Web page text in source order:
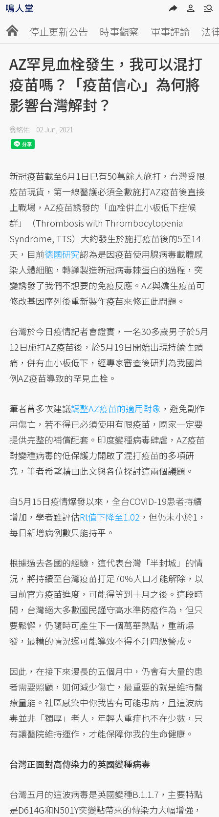
停止更新公告 時事觀察 軍事評論 法
AZ罕見血栓發生，我可以混打
疫苗嗎？「疫苗信心」為何將
影響台灣解封？
翁銘佑 02 Jun, 2021
新冠疫苗截至6月1日已有50萬餘人施打，台灣受限
疫苗現貨，第一線醫護必須全數施打AZ疫苗後直接
上戰場，AZ疫苗誘發的「血栓併血小板低下症候
群」（Thrombosis with Thrombocytopenia
Syndrome, TTS）大約發生於施打疫苗後的5至14
天，目前德國研究認為是因疫苗使用腺病毒載體感
染人體細胞，轉譯製造新冠病毒棘蛋白的過程，突
變誘發了我們不想要的免疫反應。AZ與嬌生疫苗可
修改基因序列後重新製作疫苗來修正此問題。
台灣於今日疫情記者會證實，一名30多歲男子於5月
12日施打AZ疫苗後，於5月19日開始出現持續性頭
痛，併有血小板低下，經專家審查後研判為我國首
例AZ疫苗導致的罕見血栓。
筆者曾多次建議調整AZ疫苗的適用對象 ，避免副作
用傷亡，若不得已必須使用有限疫苗，國家一定要
提供完整的補償配套。印度變種病毒肆虐，AZ疫苗
對變種病毒的低保護力開啟了混打疫苗的多項研
究，筆者希望藉由此文與各位探討這兩個議題。
自5月15日疫情爆發以來，全台COVID-19患者持續
增加，學者雖評估Rt值下降至1.02 ，但仍未小於1，
每日新增病例數只能持平。
根據過去各國的經驗，這代表台灣「半封城」的情
況，將持續至台灣疫苗打足70%人口才能解除，以
目前官方疫苗進度，可能得等到十月之後。這段時
間，台灣絕大多數國民謹守高水準防疫作為，但只
要鬆懈，仍隨時可產生下一個萬華熱點，重新爆
發，最糟的情況還可能導致不得不升四級警戒。
因此，在接下來漫長的五個月中，仍會有大量的患
者需要照顧，如何減少傷亡，最重要的就是維持醫
療量能。社區感染中你我皆有可能患病，且這波病
毒並非「獨厚」老人，年輕人重症也不在少數，只
有讓醫院維持運作，才能保障你我的生命健康。
台灣正面對高傳染力的英國變種病毒
台灣五月的這波病毒是英國變種B.1.1.7，主要特點
是D614G和N501Y突變點帶來的傳染力大幅增強，